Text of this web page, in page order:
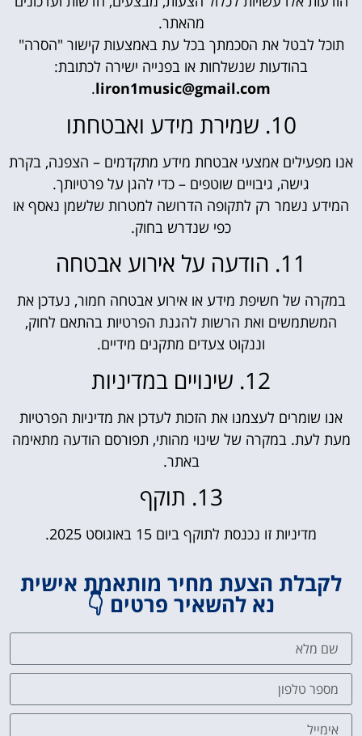
מהאתר.
תוכל לבטל את הסכמתך בכל עת באמצעות קישור "הסרה"
בהודעות שנשלחות או בפנייה ישירה לכתובת:
liron1music@gmail.com
.
10. שמירת מידע ואבטחתו
אנו מפעילים אמצעי אבטחת מידע מתקדמים – הצפנה, בקרת
גישה, גיבויים שוטפים – כדי להגן על פרטיותך.
המידע נשמר רק לתקופה הדרושה למטרות שלשמן נאסף או
כפי שנדרש בחוק.
11. הודעה על אירוע אבטחה
במקרה של חשיפת מידע או אירוע אבטחה חמור, נעדכן את
המשתמשים ואת הרשות להגנת הפרטיות בהתאם לחוק,
וננקוט צעדים מתקנים מידיים.
12. שינויים במדיניות
אנו שומרים לעצמנו את הזכות לעדכן את מדיניות הפרטיות
מעת לעת. במקרה של שינוי מהותי, תפורסם הודעה מתאימה
באתר.
13. תוקף
מדיניות זו נכנסת לתוקף ביום 15 באוגוסט 2025.
לקבלת הצעת מחיר מותאמת אישית
נא להשאיר פרטים 👇